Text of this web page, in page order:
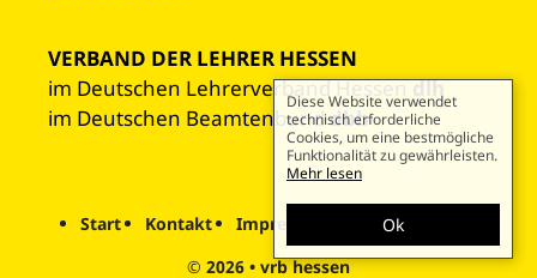
VERBAND DER LEHRER HESSEN
im Deutschen Lehrerverband Hessendlh
im Deutschen Beamtenbunddbb
Start Kontakt Impressum
Datenschutz
© 2026 • vrb hessen
Diese Website verwendet
technisch erforderliche
Cookies, um eine bestmögliche
Funktionalität zu gewährleisten.
Mehr lesen
Ok